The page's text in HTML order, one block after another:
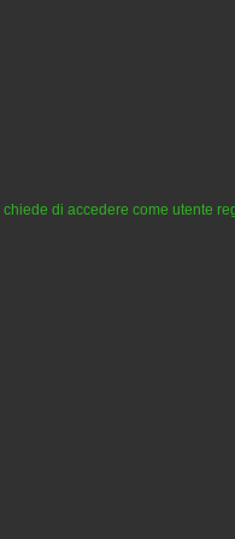
di accedere come utente